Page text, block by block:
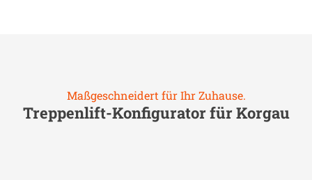
Maßgeschneidert für Ihr Zuhause.
Treppenlift-Konfigurator fürKorgau